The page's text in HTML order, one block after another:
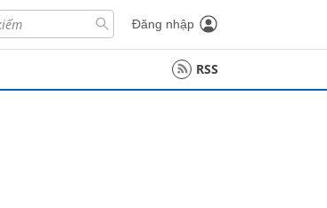
Đăng nhập
RSS